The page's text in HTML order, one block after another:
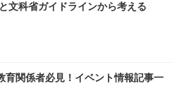
文科省ガイドラインから考える
育関係者必見！イベント情報記事一